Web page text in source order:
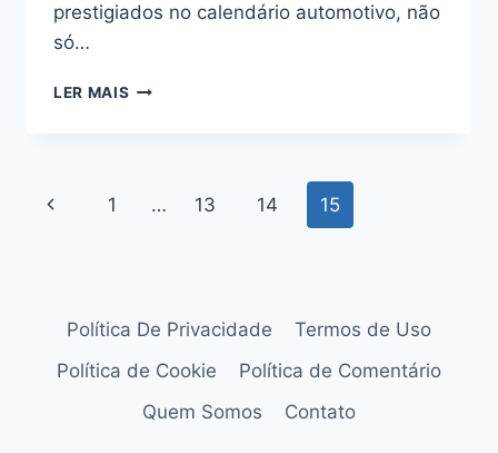
prestigiados no calendário automotivo, não
só…
LER MAIS SALÃO
DE
NO
Navegação
Página
1 … 13 14 15
Política De Privacidade
Termos de Uso
Política de Cookie
Política de Comentário
Quem Somos
Contato